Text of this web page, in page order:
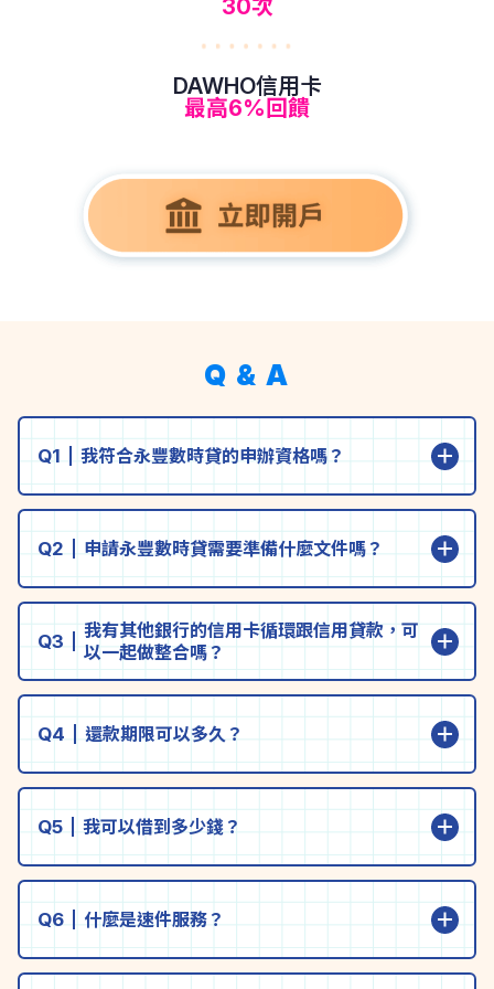
30次
DAWHO信用卡
最高6%回饋
Q & A
Q1 我符合永豐數時貸的申辦資格嗎？
Q2 申請永豐數時貸需要準備什麼文件嗎？
Q3
我有其他銀行的信用卡循環跟信用貸款，可
以一起做整合嗎？
Q4 還款期限可以多久？
Q5 我可以借到多少錢？
Q6 什麼是速件服務？